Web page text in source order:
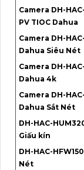
Camera DH-
PV TIOC Dahua
Camera DH-
Dahua Siêu Nét
Camera DH-
Dahua 4k
Camera DH-
Dahua Sắt Nét
DH-HAC-
Giấu kín
DH-HAC-
Nét